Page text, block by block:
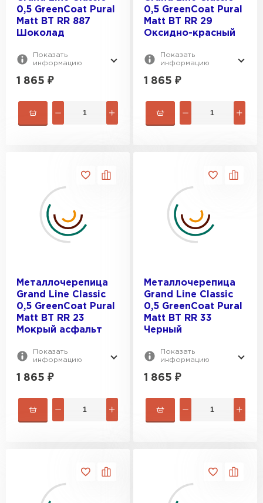
0,5 GreenCoat Pural
Matt BT RR 887
Шоколад
Показать
информацию
1 865 ₽
0,5 GreenCoat Pural
Matt BT RR 29
Оксидно-красный
Показать
информацию
1 865 ₽
Металлочерепица
Grand Line Classic
0,5 GreenCoat Pural
Matt BT RR 23
Мокрый асфальт
Показать
информацию
1 865 ₽
Металлочерепица
Grand Line Classic
0,5 GreenCoat Pural
Matt BT RR 33
Черный
Показать
информацию
1 865 ₽